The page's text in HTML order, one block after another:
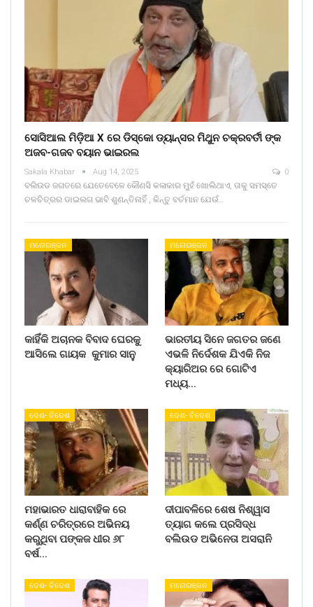
ସୋସିଆଲ ମିଡ଼ିଆ X ରେ ଡିସ୍କୋ ଡ୍ୟାନ୍ସର ମିଥୁନ ଚକ୍ରବର୍ତୀ ଙ୍କ
ଅଜବ-ଗଜବ ବୟାନ ଭାଇରଲ
Sakala Khabar Aug 14, 2025 0
ବଲିଉଡ ଜଗତରେ ଯେତେବେଳେ କୌଣସି କଳାକାର ମୁହଁ ଖୋଲିଥାଏ, ତାକୁ ସମସ୍ତେ
ଚଳଚିତ୍ରର ଡାଇଲଗ ଭାବି ଶୁଣନ୍ତିନାହିଁ , କିନ୍ତୁ ବର୍ତମାନ ଯେଉଁ…
ମନୋରଞ୍ଜନ
କାହିଁକି ଅଚାନକ ବିବାଦ ଘେରକୁ
ଆସିଲେ ଗାୟକ କୁମାର ସାନୁ
ମନୋରଞ୍ଜନ
ଭାରତୀୟ ସିନେ ଜଗତର ଜଣେ
ଏଭଳି ନିର୍ଦେଶକ ଯିଏକି ନିଜ
କ୍ୟାରିଅର ରେ ଗୋଟିଏ
ମଧ୍ୟ…
ଦେଶ- ବିଦେଶ
ମହାଭାରତ ଧାରାବାହିକ ରେ
କର୍ଣ୍ଣ ଚରିତ୍ରରେ ଅଭିନୟ
କରୁଥିବା ପଙ୍କଜ ଧୀର ୬୮
ବର୍ଷ…
ଦେଶ- ବିଦେଶ
ଦୀପାବଳିରେ ଶେଷ ନିଶ୍ୱାସ
ତ୍ୟାଗ କଲେ ପ୍ରସିଦ୍ଧ
ବଲିଉଡ ଅଭିନେତା ଅସରାନି
ଦେଶ- ବିଦେଶ ମନୋରଞ୍ଜନ